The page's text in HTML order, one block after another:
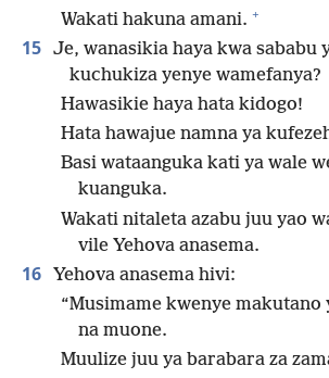
Wakati hakuna amani. +
15 Je, wanasikia haya kwa sababu
kuchukiza yenye wamefanya?
Hawasikie haya hata kidogo!
Hata hawajue namna ya
Basi wataanguka kati ya wale
kuanguka.
Wakati nitaleta azabu juu yao
vile Yehova anasema.
16 Yehova anasema hivi:
“Musimame kwenye makutano
na muone.
Muulize juu ya barabara za